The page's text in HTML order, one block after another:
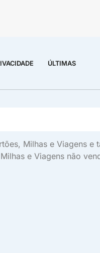
ÚLTIMAS
Milhas e Viagens e
e Viagens não